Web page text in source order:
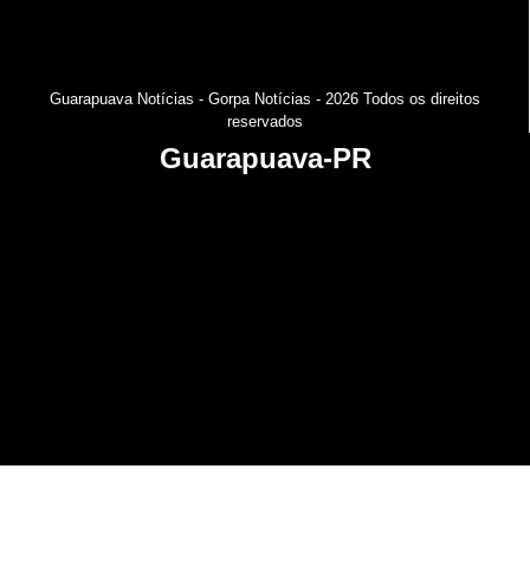
Guarapuava Notícias - Gorpa Notícias - 2026 Todos os direitos
reservados
Guarapuava-PR